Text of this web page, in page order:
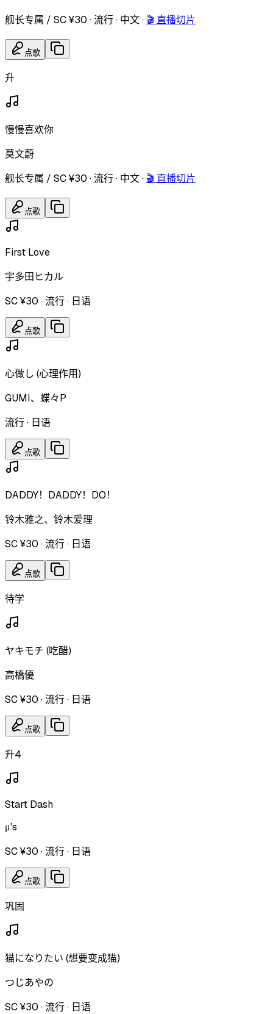
舰长专属 / SC ¥30 ·流行· 中文· 🎬 直播切片
点歌
升
慢慢喜欢你
莫文蔚
舰长专属 / SC ¥30 ·流行· 中文· 🎬 直播切片
点歌
First Love
宇多田ヒカル
SC ¥30 ·流行· 日语
点歌
心做し (心理作用)
GUMI、蝶々P
流行· 日语
点歌
DADDY！DADDY！DO！
铃木雅之、铃木爱理
SC ¥30 ·流行· 日语
点歌
待学
ヤキモチ (吃醋)
高橋優
SC ¥30 ·流行· 日语
点歌
升4
Start Dash
μ's
SC ¥30 ·流行· 日语
点歌
巩固
猫になりたい (想要变成猫)
つじあやの
SC ¥30 ·流行· 日语